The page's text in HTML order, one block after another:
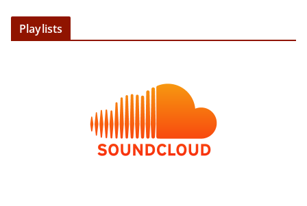
Playlists